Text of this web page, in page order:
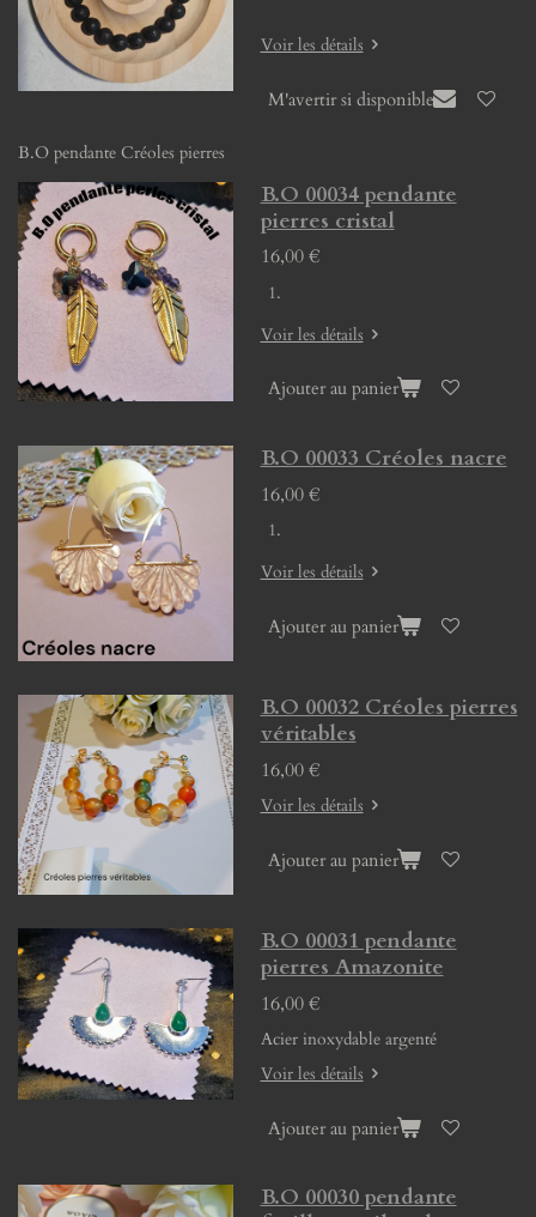
Voir les détails
M'avertir si disponible
B.O pendante Créoles pierres
B.O 00034 pendante
pierres cristal
16,00 €
Voir les détails
Ajouter au panier
B.O 00033 Créoles nacre
16,00 €
Voir les détails
Ajouter au panier
B.O 00032 Créoles pierres
véritables
16,00 €
Voir les détails
Ajouter au panier
B.O 00031 pendante
pierres Amazonite
16,00 €
Acier inoxydable argenté
Voir les détails
Ajouter au panier
B.O 00030 pendante